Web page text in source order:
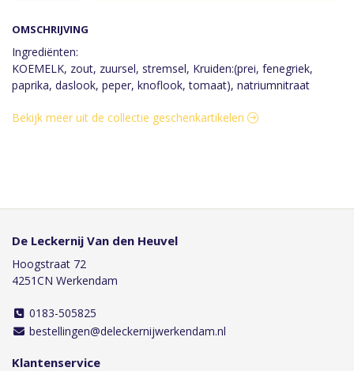
OMSCHRIJVING
Ingrediënten:
KOEMELK, zout, zuursel, stremsel, Kruiden:(prei, fenegriek,
paprika, daslook, peper, knoflook, tomaat), natriumnitraat
Bekijk meer uit de collectie geschenkartikelen
De Leckernij Van den Heuvel
Hoogstraat 72
4251CN Werkendam
0183-505825
bestellingen@deleckernijwerkendam.nl
Klantenservice